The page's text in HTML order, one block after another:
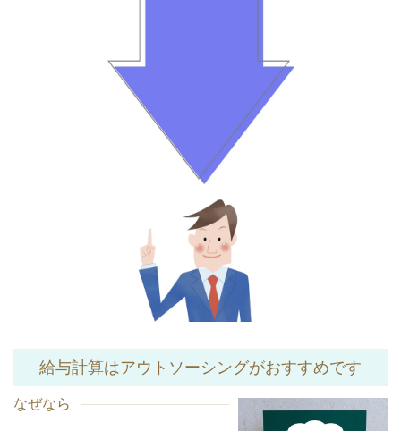
給与計算はアウトソーシングがおすすめです
なぜなら